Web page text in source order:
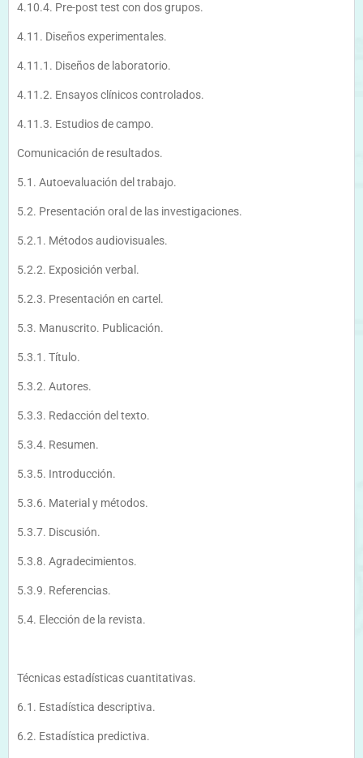
4.10.4. Pre-post test con dos grupos.
4.11. Diseños experimentales.
4.11.1. Diseños de laboratorio.
4.11.2. Ensayos clínicos controlados.
4.11.3. Estudios de campo.
Comunicación de resultados.
5.1. Autoevaluación del trabajo.
5.2. Presentación oral de las investigaciones.
5.2.1. Métodos audiovisuales.
5.2.2. Exposición verbal.
5.2.3. Presentación en cartel.
5.3. Manuscrito. Publicación.
5.3.1. Título.
5.3.2. Autores.
5.3.3. Redacción del texto.
5.3.4. Resumen.
5.3.5. Introducción.
5.3.6. Material y métodos.
5.3.7. Discusión.
5.3.8. Agradecimientos.
5.3.9. Referencias.
5.4. Elección de la revista.
Técnicas estadísticas cuantitativas.
6.1. Estadística descriptiva.
6.2. Estadística predictiva.